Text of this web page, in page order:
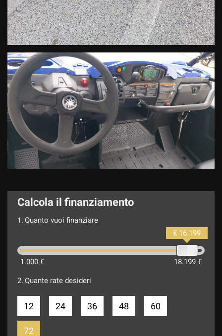
Calcola il finanziamento
1. Quanto vuoi finanziare
1.000 € 18.199 €
€ 16.199
2. Quante rate desideri
12 24 36 48 60
72